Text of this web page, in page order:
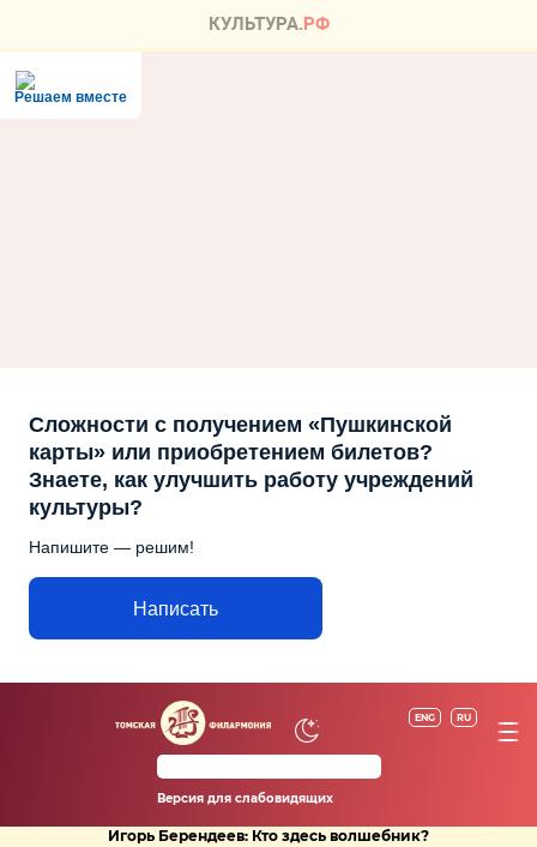
Решаем вместе
Сложности с получением «Пушкинской
карты» или приобретением билетов?
Знаете, как улучшить работу учреждений
культуры?
Напишите — решим!
Написать
ENG RU
Версия для слабовидящих
Игорь Берендеев: Кто здесь волшебник?